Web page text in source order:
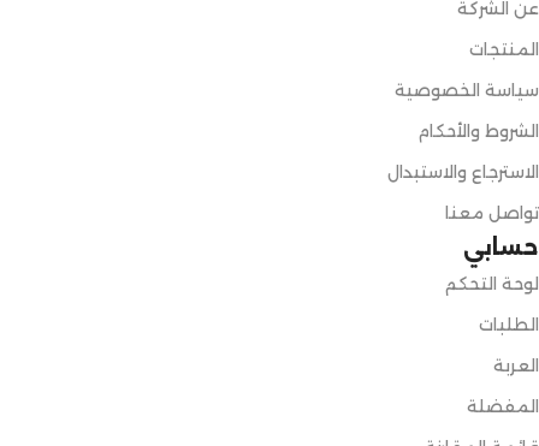
عن الشركة
المنتجات
سياسة الخصوصية
الشروط والأحكام
الاسترجاع والاستبدال
تواصل معنا
حسابي
لوحة التحكم
الطلبات
العربة
المفضلة